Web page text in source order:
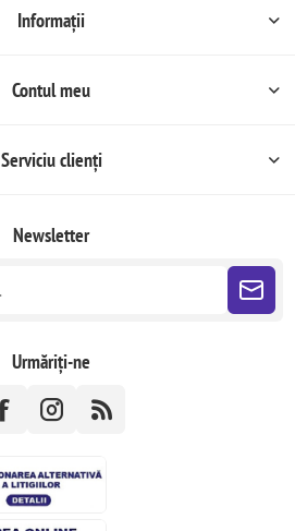
Informații
Contul meu
Serviciu clienți
Newsletter
Urmăriți-ne